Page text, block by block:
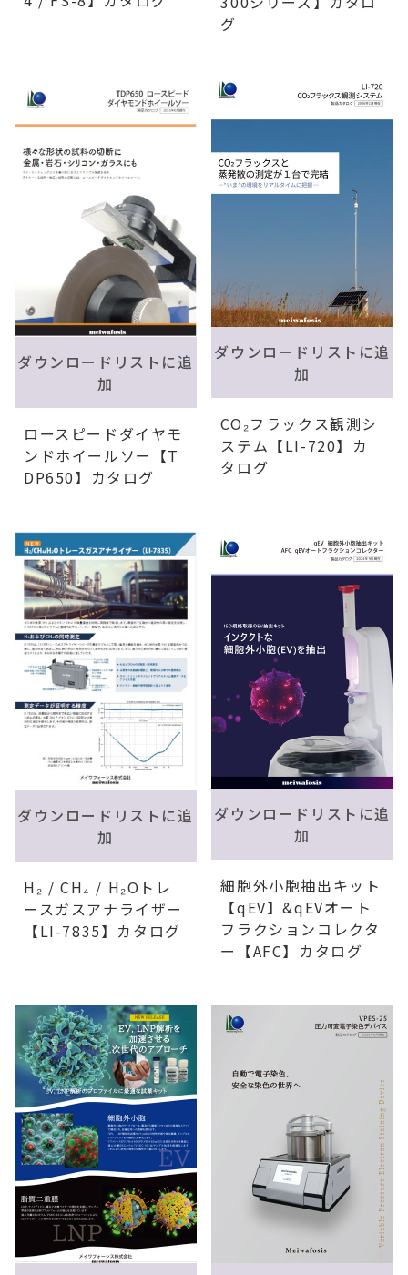
グ
ダウンロードリストに追
加
ロースピードダイヤモ
ンドホイールソー【T
DP650】カタログ
ダウンロードリストに追
加
CO₂フラックス観測シ
ステム【LI-720】カ
タログ
ダウンロードリストに追
加
H₂ / CH₄ / H₂Oトレ
ースガスアナライザー
【LI-7835】カタログ
ダウンロードリストに追
加
細胞外小胞抽出キット
【qEV】&qEVオート
フラクションコレクタ
ー【AFC】カタログ